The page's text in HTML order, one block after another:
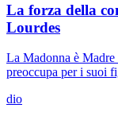
La forza della
Lourdes
La Madonna è Madre
preoccupa per i suoi
dio